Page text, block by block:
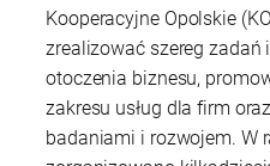
Kooperacyjne Opolskie
zrealizować szereg
otoczenia biznesu,
zakresu usług dla firm
badaniami i rozwojem. W